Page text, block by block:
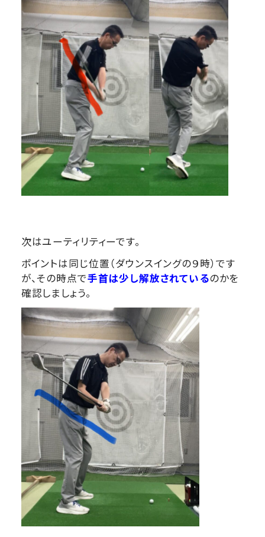
次はユーティリティーです。
ポイントは同じ位置（ダウンスイングの９時）です
が、その時点で手首は少し解放されているのかを
確認しましょう。